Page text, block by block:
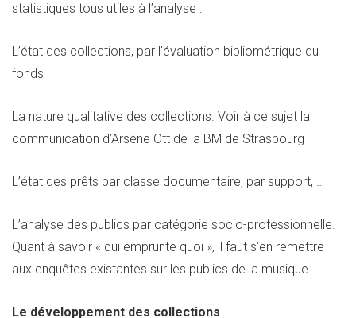
statistiques tous utiles à l’analyse :
L’état des collections, par l’évaluation bibliométrique du
fonds
La nature qualitative des collections. Voir à ce sujet la
communication d’Arsène Ott de la BM de Strasbourg
L’état des prêts par classe documentaire, par support, …
L’analyse des publics par catégorie socio-professionnelle.
Quant à savoir « qui emprunte quoi », il faut s’en remettre
aux enquêtes existantes sur les publics de la musique.
Le développement des collections